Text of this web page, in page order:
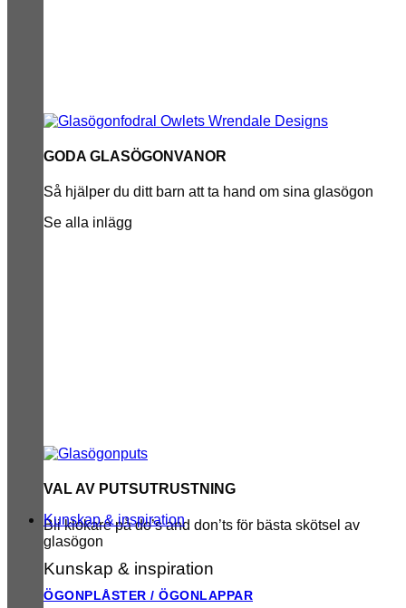
GODA GLASÖGONVANOR
Så hjälper du ditt barn att ta hand om sina glasögon
Se alla inlägg
VAL AV PUTSUTRUSTNING
Bli klokare på do’s and don’ts för bästa skötsel av
glasögon
Kunskap & inspiration
Kunskap & inspiration
ÖGONPLÅSTER / ÖGONLAPPAR